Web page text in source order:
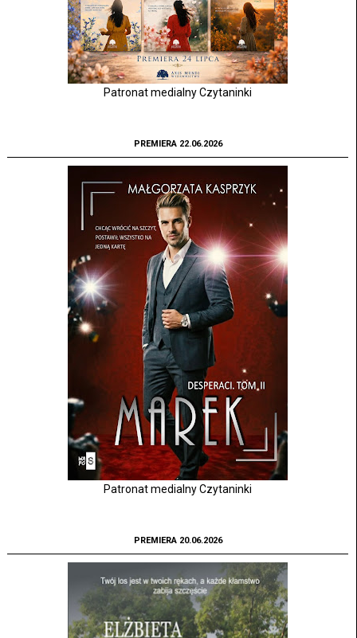
Patronat medialny Czytaninki
PREMIERA 22.06.2026
Patronat medialny Czytaninki
PREMIERA 20.06.2026